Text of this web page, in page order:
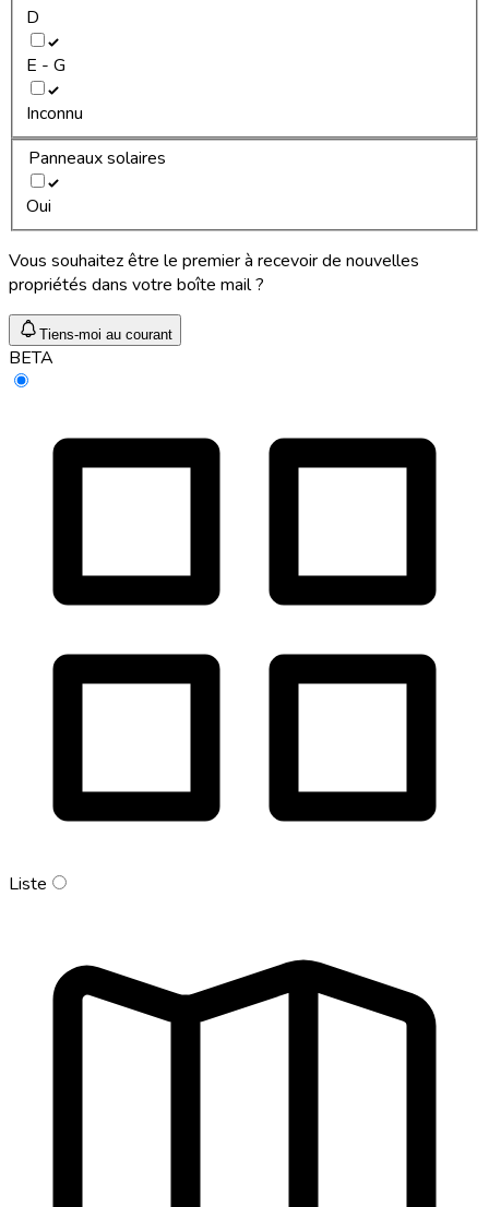
D
E - G
Inconnu
Panneaux solaires
Oui
Vous souhaitez être le premier à recevoir de nouvelles
propriétés dans votre boîte mail ?
Tiens-moi au courant
BETA
Liste